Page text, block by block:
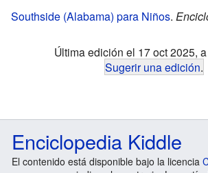
Southside (Alabama) para Niños.
Última edición el 17 oct 2025,
Sugerir una edición.
Enciclopedia Kiddle
El contenido está disponible bajo la licencia